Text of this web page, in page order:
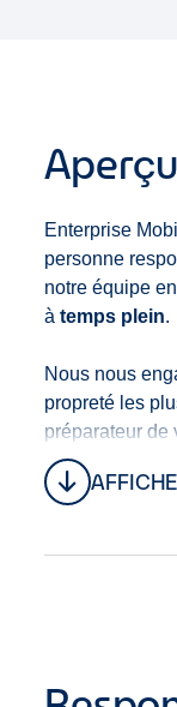
Aperçu
Enterprise
personne
notre équipe
àtemps plein.
Nous nous
propreté les
préparateur de
dans le
des pratiques
normes